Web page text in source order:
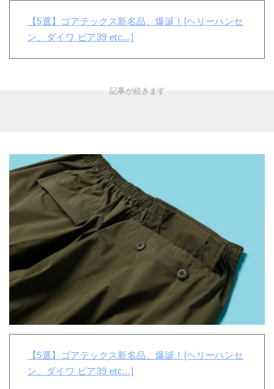
【5選】ゴアテックス新名品、爆誕！[ヘリーハンセ
ン、ダイワ ピア39 etc...]
【5選】ゴアテックス新名品、爆誕！[ヘリーハンセ
ン、ダイワ ピア39 etc...]